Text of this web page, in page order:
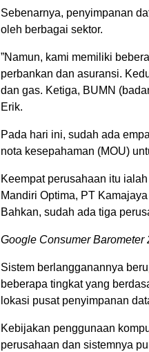
Sebenarnya, penyimpanan
oleh berbagai sektor.
”Namun, kami memiliki
perbankan dan asuransi.
dan gas. Ketiga, BUMN
Erik.
Pada hari ini, sudah ada
nota kesepahaman (MOU)
Keempat perusahaan itu
Mandiri Optima, PT
Bahkan, sudah ada tiga
Google Consumer Barometer
Sistem berlangganannya
beberapa tingkat yang
lokasi pusat penyimpanan
Kebijakan penggunaan
perusahaan dan sistemnya